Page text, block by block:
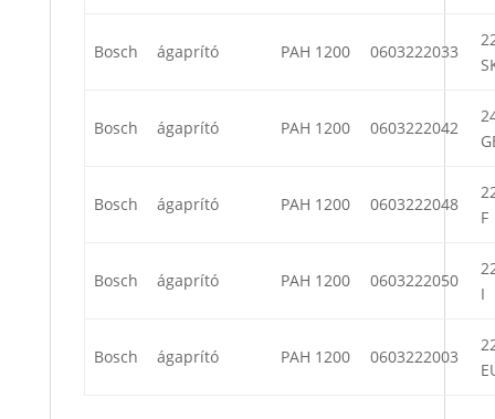
Bosch ágaprító PAH 1200 0603222033
Bosch ágaprító PAH 1200 0603222042
Bosch ágaprító PAH 1200 0603222048
F
Bosch ágaprító PAH 1200 0603222050
I
Bosch ágaprító PAH 1200 0603222003